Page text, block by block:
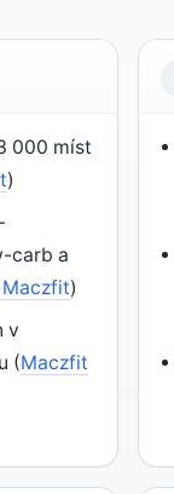
000 míst
)
carb a
Maczfit)
v
(Maczfit